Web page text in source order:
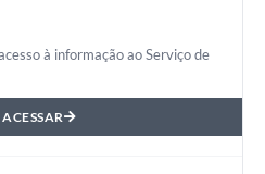
à informação ao Serviço de
ACESSAR